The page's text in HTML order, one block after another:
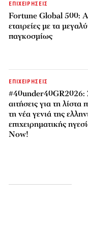
ΕΠΙΧΕΙΡΗΣΕΙΣ
Fortune Global 500:
εταιρείες με τα
παγκοσμίως
ΕΠΙΧΕΙΡΗΣΕΙΣ
#40under40GR2026:
αιτήσεις για τη λίστα
τη νέα γενιά της
επιχειρηματικής
Now!